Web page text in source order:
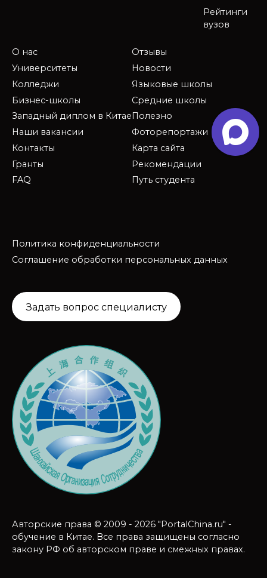
Рейтинги
вузов
О нас
Университеты
Колледжи
Бизнес-школы
Западный диплом в Китае
Наши вакансии
Контакты
Гранты
FAQ
Отзывы
Новости
Языковые школы
Средние школы
Полезно
Фоторепортажи
Карта сайта
Рекомендации
Путь студента
Политика конфиденциальности
Соглашение обработки персональных данных
Задать вопрос специалисту
Авторские права © 2009 - 2026 "PortalChina.ru" -
обучение в Китае. Все права защищены согласно
закону РФ об авторском праве и смежных правах.